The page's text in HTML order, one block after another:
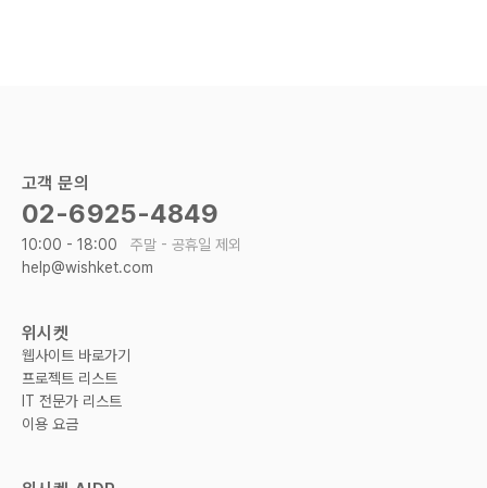
고객 문의
02-6925-4849
10:00 - 18:00 주말 - 공휴일 제외
help@wishket.com
위시켓
웹사이트 바로가기
프로젝트 리스트
IT 전문가 리스트
이용 요금